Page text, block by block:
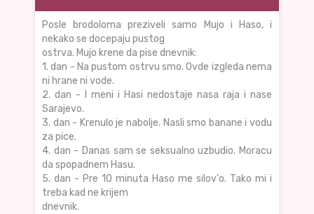
Posle brodoloma preziveli samo Mujo i Haso, i
nekako se docepaju pustog
ostrva. Mujo krene da pise dnevnik:
1. dan - Na pustom ostrvu smo. Ovde izgleda nema
ni hrane ni vode.
2. dan - I meni i Hasi nedostaje nasa raja i nase
Sarajevo.
3. dan - Krenulo je nabolje. Nasli smo banane i vodu
za pice.
4. dan - Danas sam se seksualno uzbudio. Moracu
da spopadnem Hasu.
5. dan - Pre 10 minuta Haso me silov'o. Tako mi i
treba kad ne krijem
dnevnik.